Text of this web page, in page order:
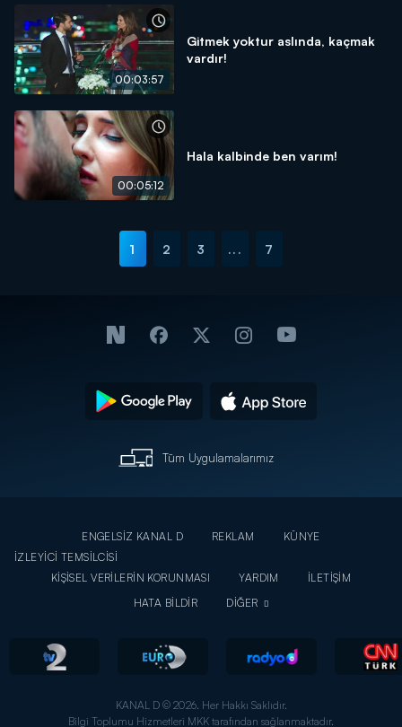
00:03:57
Gitmek yoktur aslında, kaçmak
vardır!
00:05:12
Hala kalbinde ben varım!
1 2 3 ... 7
Tüm Uygulamalarımız
ENGELSİZ KANAL D REKLAM
KÜNYE
İZLEYİCİ TEMSİLCİSİ
KİŞİSEL VERİLERİN KORUNMASI
YARDIM
İLETİŞİM
HATA BİLDİR
DİĞER
KANAL D © 2026. Her Hakkı Saklıdır.
Bilgi Toplumu Hizmetleri MKK tarafından sağlanmaktadır.